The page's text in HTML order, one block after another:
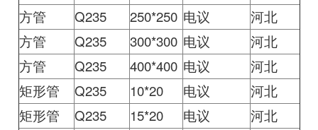
方管
Q235 250*250 电议
河北
方管
Q235 300*300 电议
河北
方管
Q235 400*400 电议
河北
矩形管
Q235 10*20 电议
河北
矩形管
Q235 15*20 电议
河北